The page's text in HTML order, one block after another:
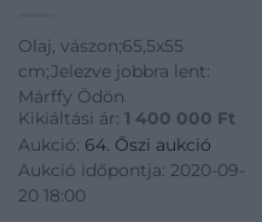
Olaj, vászon;65,5x55
cm;Jelezve jobbra lent:
Márffy Ödön
Kikiáltási ár: 1 400 000 Ft
Aukció: 64. Őszi aukció
Aukció időpontja: 2020-09-
20 18:00